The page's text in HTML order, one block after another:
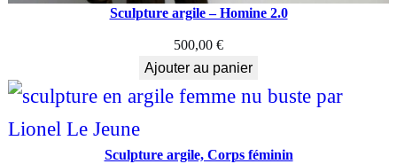
Sculpture argile – Homine 2.0
500,00 €
Ajouter au panier
Sculpture argile, Corps féminin